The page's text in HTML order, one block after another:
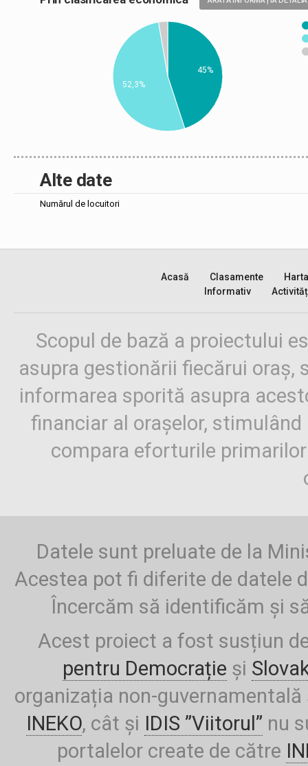
45%
52,3%
Alte date
Numărul de locuitori
Acasă Clasamente
Harta
Informativ
Scopul de bază a proiectului
asupra gestionării fiecărui oraș,
informarea sporită asupra
financiar al orașelor,
compara eforturile
Datele sunt preluate de la
Acestea pot fi diferite de datele
Încercăm să identificăm și
Acest proiect a fost susțiun
pentru Democrație și
organizația non-
INEKO, cât și IDIS ”Viitorul” nu
portalelor create de către